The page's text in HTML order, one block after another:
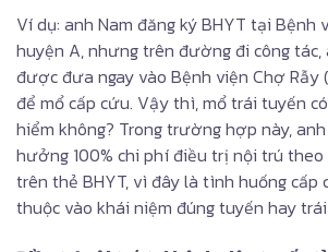
Ví dụ: anh Nam đăng ký BHYT tại Bệnh
huyện A, nhưng trên đường đi công tác,
được đưa ngay vào Bệnh viện Chợ
để mổ cấp cứu. Vậy thì, mổ trái tuyến
hiểm không​? Trong trường hợp này,
hưởng 100% chi phí điều trị nội trú
trên thẻ BHYT, vì đây là tình huống cấp
thuộc vào khái niệm đúng tuyến hay